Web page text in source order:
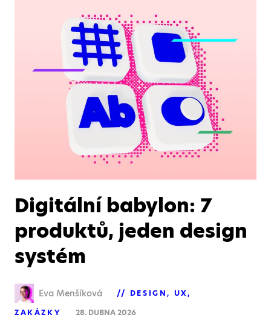
Digitální babylon: 7
produktů, jeden design
systém
Eva Menšíková DESIGN
UX
ZAKÁZKY
28. DUBNA 2026